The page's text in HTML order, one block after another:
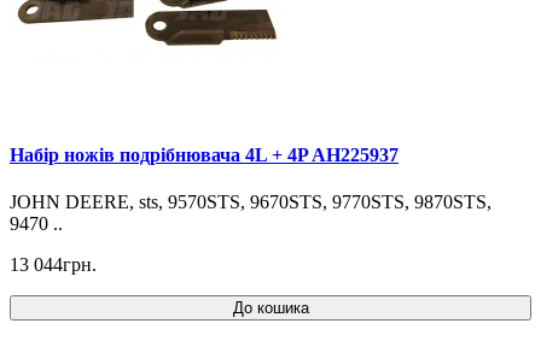
Набір ножів подрібнювача 4L + 4P AH225937
JOHN DEERE, sts, 9570STS, 9670STS, 9770STS, 9870STS,
9470 ..
13 044грн.
До кошика